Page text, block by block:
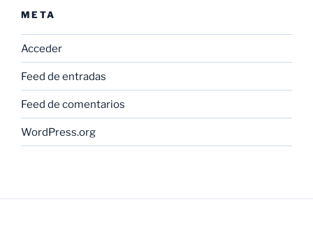
META
Acceder
Feed de entradas
Feed de comentarios
WordPress.org